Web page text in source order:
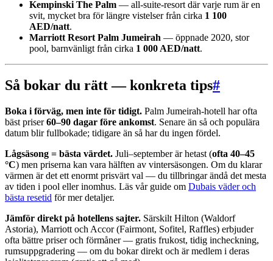
Kempinski The Palm — all-suite-resort där varje rum är en
svit, mycket bra för längre vistelser från cirka 1 100
AED/natt.
Marriott Resort Palm Jumeirah — öppnade 2020, stor
pool, barnvänligt från cirka 1 000 AED/natt.
Så bokar du rätt — konkreta tips#
Boka i förväg, men inte för tidigt. Palm Jumeirah-hotell har ofta
bäst priser60–90 dagar före ankomst. Senare än så och populära
datum blir fullbokade; tidigare än så har du ingen fördel.
Lågsäsong = bästa värdet. Juli–september är hetast (ofta 40–45
°C) men priserna kan vara hälften av vintersäsongen. Om du klarar
värmen är det ett enormt prisvärt val — du tillbringar ändå det mesta
av tiden i pool eller inomhus. Läs vår guide om Dubais väder och
bästa resetid för mer detaljer.
Jämför direkt på hotellens sajter. Särskilt Hilton (Waldorf
Astoria), Marriott och Accor (Fairmont, Sofitel, Raffles) erbjuder
ofta bättre priser och förmåner — gratis frukost, tidig incheckning,
rumsuppgradering — om du bokar direkt och är medlem i deras